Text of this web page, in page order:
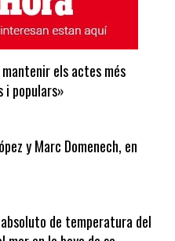
els actes més
y Marc Domenech, en